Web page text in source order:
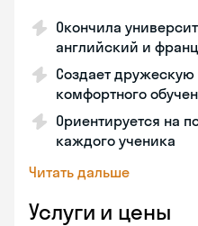
Окончила
английский и
Создает
комфортного
Ориентируется на
каждого ученика
Читать дальше
Услуги и цены